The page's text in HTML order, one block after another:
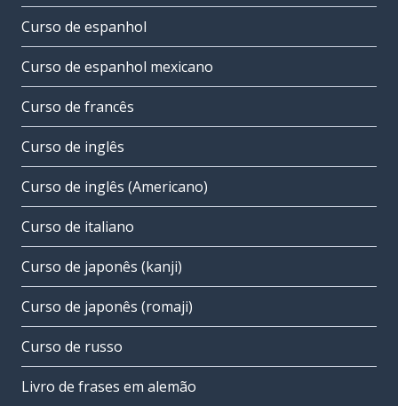
Curso de espanhol
Curso de espanhol mexicano
Curso de francês
Curso de inglês
Curso de inglês (Americano)
Curso de italiano
Curso de japonês (kanji)
Curso de japonês (romaji)
Curso de russo
Livro de frases em alemão